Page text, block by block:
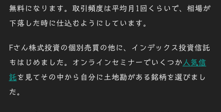
無料になります。取引頻度は平均月1回くらいで、相場が
下落した時に仕込むようにしています。
Fさん株式投資の個別売買の他に、
インデックス投資信託
もはじめました。オンラインセミナーでいくつか 人気信
託を見てその中から自分に土地勘がある銘柄を選びまし
た。